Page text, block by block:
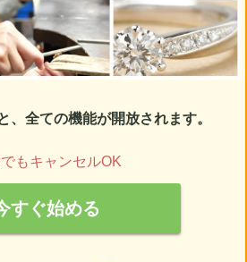
、全ての機能が開放されます。
もキャンセルOK
すぐ始める